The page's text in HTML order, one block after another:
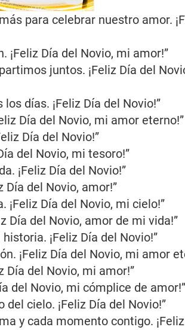
para celebrar nuestro amor.
¡Feliz Día del Novio, mi amor!”
juntos. ¡Feliz Día del
días. ¡Feliz Día del Novio!”
Día del Novio, mi amor eterno!”
Día del Novio!”
del Novio, mi tesoro!”
¡Feliz Día del Novio!”
Día del Novio, amor!”
Día del Novio, mi cielo!”
Día del Novio, amor de mi vida!”
¡Feliz Día del Novio!”
¡Feliz Día del Novio, mi amor
Día del Novio, mi amor!”
del Novio, mi cómplice de amor!”
cielo. ¡Feliz Día del Novio!”
y cada momento contigo.